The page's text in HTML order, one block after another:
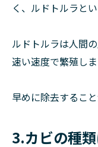
く、ルドトルラとい
ルドトルラは人間
速い速度で繁殖しま
早めに除去すること
3.カビの種